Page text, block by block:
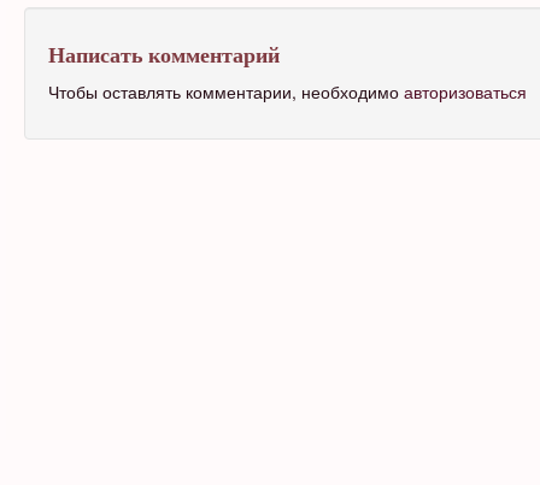
Написать комментарий
Чтобы оставлять комментарии, необходимо авторизоваться